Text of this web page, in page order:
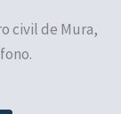
civil de Mura,